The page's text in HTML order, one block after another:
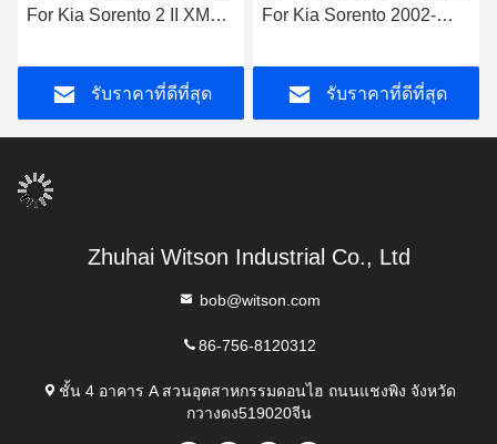
For Kia Sorento 2 II XM
มัลติมีเดียรถยนต์ Android
รับราคาที่ดีที่สุด
For Kia Sorento 2002-
รถยนต์ Android
รับราคาที่ดีที่สุด
Zhuhai Witson Industrial Co., Ltd
bob@witson.com
86-756-8120312
ชั้น 4 อาคาร A สวนอุตสาหกรรมดอนไฮ ถนนแชงพิง จังหวัด
กวางดง519020จีน